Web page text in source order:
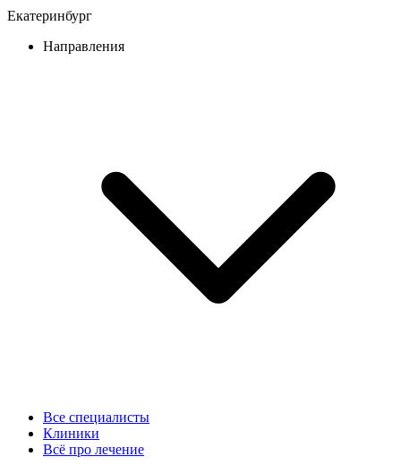
Екатеринбург
Направления
Все специалисты
Клиники
Всё про лечение